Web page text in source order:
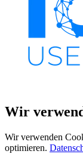
Wir
Wir verwenden
optimieren.